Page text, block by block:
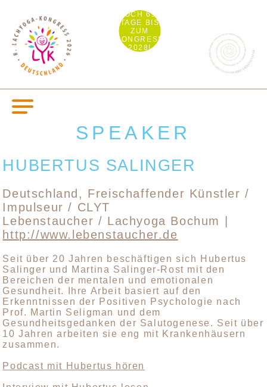
NOCH 692
TAGE BIS
ZUM
KONGRESS
2028!
SPEAKER
HUBERTUS SALINGER
Deutschland, Freischaffender Künstler /
Impulseur / CLYT
Lebenstaucher / Lachyoga Bochum |
http://www.lebenstaucher.de
Seit über 20 Jahren beschäftigen sich Hubertus
Salinger und Martina Salinger-Rost mit den
Bereichen der mentalen und emotionalen
Gesundheit. Ihre Arbeit basiert auf den
Erkenntnissen der Positiven Psychologie nach
Prof. Martin Seligman und dem
Gesundheitsgedanken der Salutogenese. Seit über
10 Jahren arbeiten sie eng mit Krankenhäusern
zusammen.
Podcast mit Hubertus hören